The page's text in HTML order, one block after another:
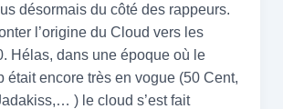
désormais du côté des rappeurs.
l’origine du Cloud vers les
Hélas, dans une époque où le
était encore très en vogue (50 Cent,
) le cloud s’est fait